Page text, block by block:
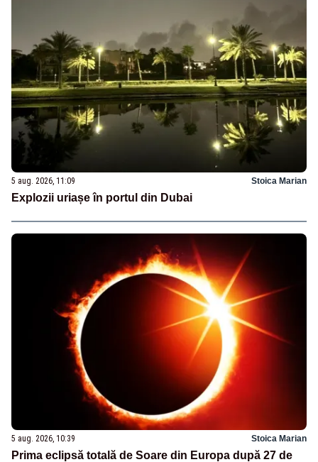
5 aug. 2026, 11:09 Stoica Marian
Explozii uriașe în portul din Dubai
5 aug. 2026, 10:39 Stoica Marian
Prima eclipsă totală de Soare din Europa după 27 de